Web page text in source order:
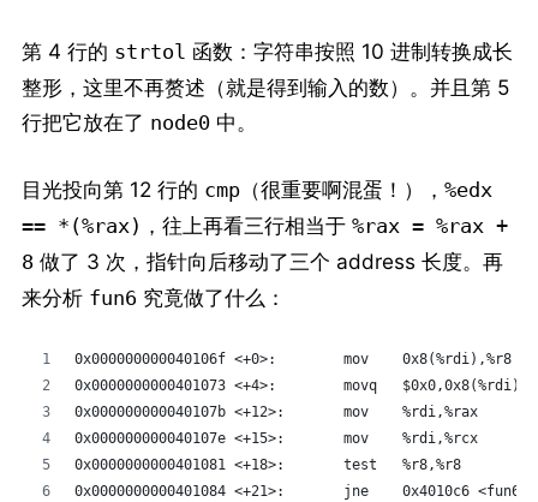
第 4 行的 strtol 函数：字符串按照 10 进制转换成长
整形，这里不再赘述（就是得到输入的数）。并且第 5
行把它放在了 node0中。
目光投向第 12 行的 cmp（很重要啊混蛋！）， %edx
== *(%rax) ，往上再看三行相当于 %rax = %rax +
8做了 3 次，指针向后移动了三个 address 长度。再
来分析 fun6 究竟做了什么：
0x000000000040106f <+0>:	mov    0x8(%rdi),%r8
0x0000000000401073 <+4>:	movq   $0x0,0x8(%rdi)
0x000000000040107b <+12>:	mov    %rdi,%rax
0x000000000040107e <+15>:	mov    %rdi,%rcx
0x0000000000401081 <+18>:	test   %r8,%r8
0x0000000000401084 <+21>:	jne    0x4010c6